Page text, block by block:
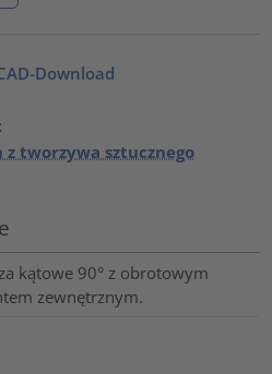
Download
z tworzywa sztucznego
kątowe 90° z obrotowym
zewnętrznym.